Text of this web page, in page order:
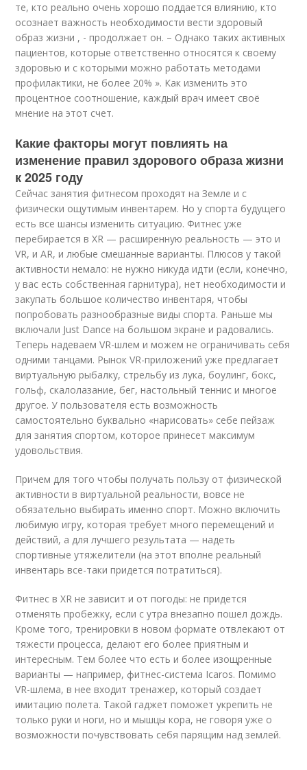
те, кто реально очень хорошо поддается влиянию, кто
осознает важность необходимости вести здоровый
образ жизни , - продолжает он. – Однако таких активных
пациентов, которые ответственно относятся к своему
здоровью и с которыми можно работать методами
профилактики, не более 20% ». Как изменить это
процентное соотношение, каждый врач имеет своё
мнение на этот счет.
Какие факторы могут повлиять на
изменение правил здорового образа жизни
к 2025 году
Сейчас занятия фитнесом проходят на Земле и с
физически ощутимым инвентарем. Но у спорта будущего
есть все шансы изменить ситуацию. Фитнес уже
перебирается в XR — расширенную реальность — это и
VR, и AR, и любые смешанные варианты. Плюсов у такой
активности немало: не нужно никуда идти (если, конечно,
у вас есть собственная гарнитура), нет необходимости и
закупать большое количество инвентаря, чтобы
попробовать разнообразные виды спорта. Раньше мы
включали Just Dance на большом экране и радовались.
Теперь надеваем VR-шлем и можем не ограничивать себя
одними танцами. Рынок VR-приложений уже предлагает
виртуальную рыбалку, стрельбу из лука, боулинг, бокс,
гольф, скалолазание, бег, настольный теннис и многое
другое. У пользователя есть возможность
самостоятельно буквально «нарисовать» себе пейзаж
для занятия спортом, которое принесет максимум
удовольствия.
Причем для того чтобы получать пользу от физической
активности в виртуальной реальности, вовсе не
обязательно выбирать именно спорт. Можно включить
любимую игру, которая требует много перемещений и
действий, а для лучшего результата — надеть
спортивные утяжелители (на этот вполне реальный
инвентарь все-таки придется потратиться).
Фитнес в XR не зависит и от погоды: не придется
отменять пробежку, если с утра внезапно пошел дождь.
Кроме того, тренировки в новом формате отвлекают от
тяжести процесса, делают его более приятным и
интересным. Тем более что есть и более изощренные
варианты — например, фитнес-система Icaros. Помимо
VR-шлема, в нее входит тренажер, который создает
имитацию полета. Такой гаджет поможет укрепить не
только руки и ноги, но и мышцы кора, не говоря уже о
возможности почувствовать себя парящим над землей.